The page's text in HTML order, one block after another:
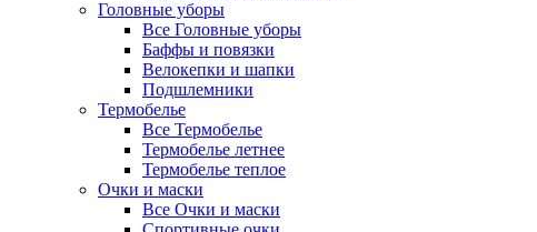
Головные уборы
Все Головные уборы
Баффы и повязки
Велокепки и шапки
Подшлемники
Термобелье
Все Термобелье
Термобелье летнее
Термобелье теплое
Очки и маски
Все Очки и маски